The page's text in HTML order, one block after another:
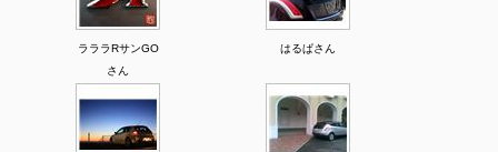
ラララRサンGO
さん
はるぱさん